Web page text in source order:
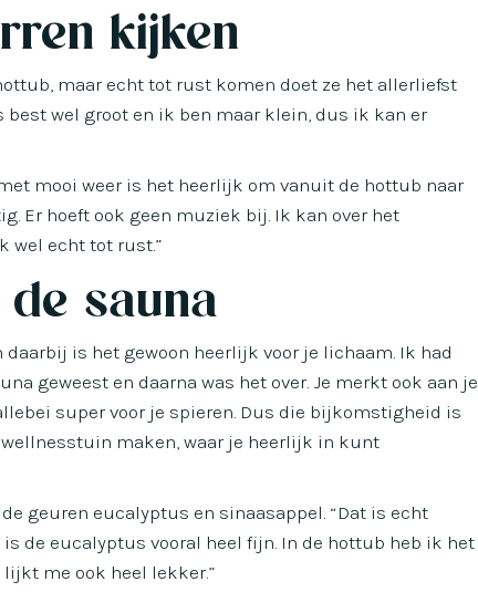
kijken
maar echt tot rust komen doet ze het allerliefst
wel groot en ik ben maar klein, dus ik kan er
mooi weer is het heerlijk om vanuit de hottub naar
Er hoeft ook geen muziek bij. Ik kan over het
wel echt tot rust.”
sauna
is het gewoon heerlijk voor je lichaam. Ik had
geweest en daarna was het over. Je merkt ook aan je
super voor je spieren. Dus die bijkomstigheid is
maken, waar je heerlijk in kunt
geuren eucalyptus en sinaasappel. “Dat is echt
de eucalyptus vooral heel fijn. In de hottub heb ik het
lijkt me ook heel lekker.”